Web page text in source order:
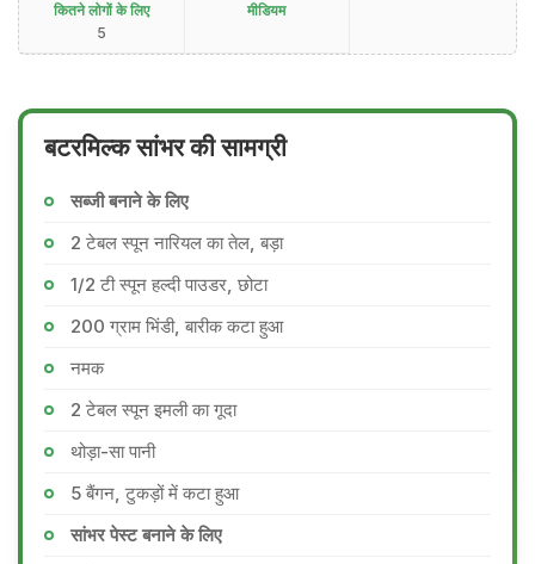
कितने लोगों के लिए
5
मीडियम
बटरमिल्क सांभर की सामग्री
सब्जी बनाने के लिए
2 टेबल स्पून नारियल का तेल, बड़ा
1/2 टी स्पून हल्दी पाउडर, छोटा
200 ग्राम भिंडी, बारीक कटा हुआ
नमक
2 टेबल स्पून इमली का गूदा
थोड़ा-सा पानी
5 बैंगन, टुकड़ों में कटा हुआ
सांभर पेस्ट बनाने के लिए